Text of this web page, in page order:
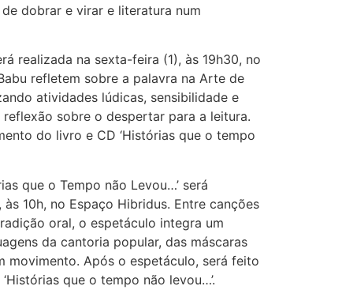
dobrar e virar e literatura num
realizada na sexta-feira (1), às 19h30, no
refletem sobre a palavra na Arte de
atividades lúdicas, sensibilidade e
sobre o despertar para a leitura.
do livro e CD ‘Histórias que o tempo
que o Tempo não Levou…’ será
10h, no Espaço Hibridus. Entre canções
oral, o espetáculo integra um
da cantoria popular, das máscaras
movimento. Após o espetáculo, será feito
que o tempo não levou…’.